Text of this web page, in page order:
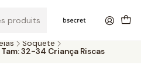
Soquete
32-34 Criança Riscas